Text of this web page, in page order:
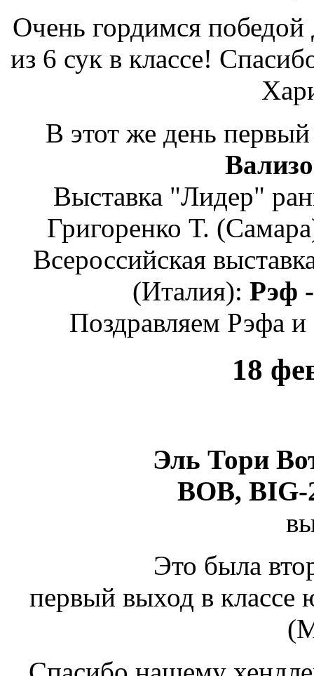
Очень гордимся
из 6 сук в классе!
В этот же день
Выставка "Лидер"
Григоренко Т.
Всероссийская
(Италия): Рэф
​Поздравляем Рэфа
18
Эль Тори
BOB,
Это была
первый выход в